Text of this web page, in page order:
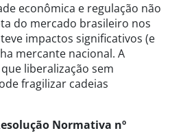
econômica e regulação não
do mercado brasileiro nos
impactos significativos (e
mercante nacional. A
liberalização sem
fragilizar cadeias
Normativa nº